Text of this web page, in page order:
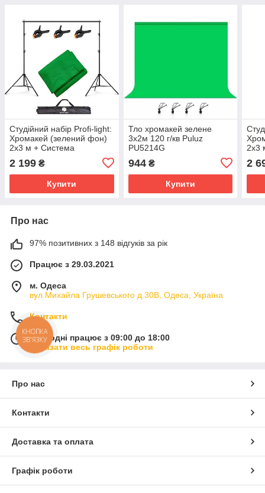
Студійний набір Profi-light:
Хромакей (зелений фон)
2x3 м + Система
затискачі та сумка
2 199 ₴
Купити
Тло хромакей зелене
3x2м 120 г/кв Puluz
PU5214G
944₴
Купити
2x3
2
Про нас
97% позитивних з 148 відгуків за рік
Працює з 29.03.2021
м. Одеса
вул.Михайла Грушевського д.30В, Одеса, Україна
Контакти
Сьогодні працює з 09:00 до 18:00
Показати весь графік роботи
Про нас
Контакти
Доставка та оплата
Графік роботи
КНОПКА
ЗВ'ЯЗКУ